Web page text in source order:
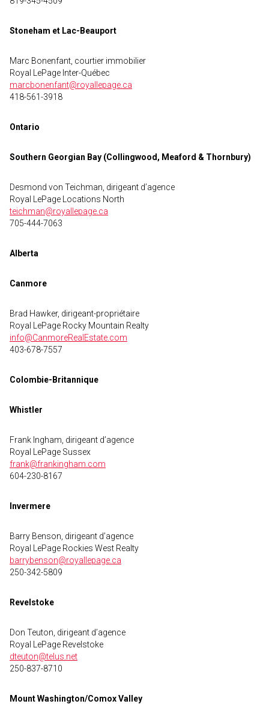
Stoneham et Lac-Beauport
Marc Bonenfant, courtier immobilier
Royal LePage Inter-Québec
marcbonenfant@royallepage.ca
418-561-3918
Ontario
Southern Georgian Bay (Collingwood, Meaford & Thornbury)
Desmond von Teichman, dirigeant d’agence
Royal LePage Locations North
teichman@royallepage.ca
705-444-7063
Alberta
Canmore
Brad Hawker, dirigeant-propriétaire
Royal LePage Rocky Mountain Realty
info@CanmoreRealEstate.com
403-678-7557
Colombie-Britannique
Whistler
Frank Ingham, dirigeant d’agence
Royal LePage Sussex
frank@frankingham.com
604-230-8167
Invermere
Barry Benson, dirigeant d’agence
Royal LePage Rockies West Realty
barrybenson@royallepage.ca
250-342-5809
Revelstoke
Don Teuton, dirigeant d’agence
Royal LePage Revelstoke
dteuton@telus.net
250-837-8710
Mount Washington/Comox Valley